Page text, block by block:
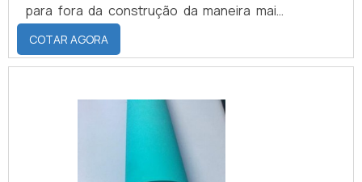
para fora da construção da maneira mais
prática e segura possível. Por outro lado,
também é possível que o elemento seja
utilizado com finalidade decorativa ao longo
externas/gourmet.Praticidade da coifa de
inox Expulsar os detritos produzidos em
churrascos representa, em termos de
funcionalidade propriamen.
COTAR AGORA